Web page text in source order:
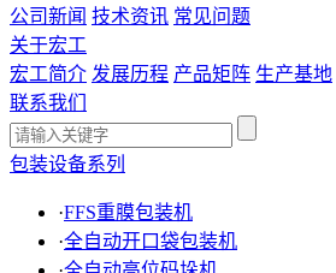
公司新闻 技术资讯 常见问题
关于宏工
宏工简介 发展历程 产品矩阵 生产基地
联系我们
包装设备系列
·FFS重膜包装机
·全自动开口袋包装机